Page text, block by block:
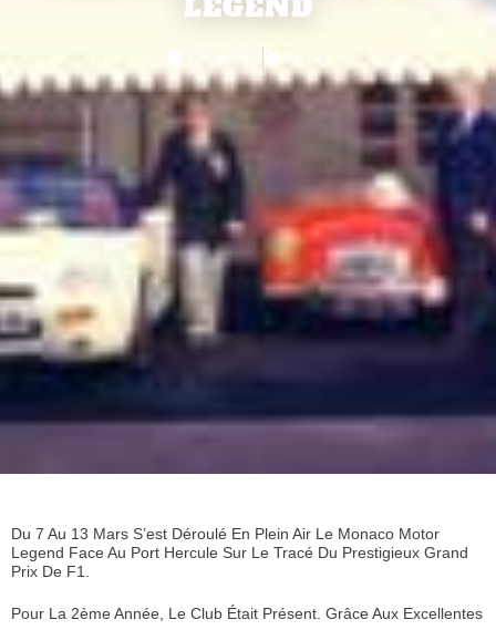
17 mai 2012 Sorties
Du 7 Au 13 Mars S’est Déroulé En Plein Air Le Monaco Motor
Legend Face Au Port Hercule Sur Le Tracé Du Prestigieux Grand
Prix De F1.
Pour La 2ème Année, Le Club Était Présent. Grâce Aux Excellentes